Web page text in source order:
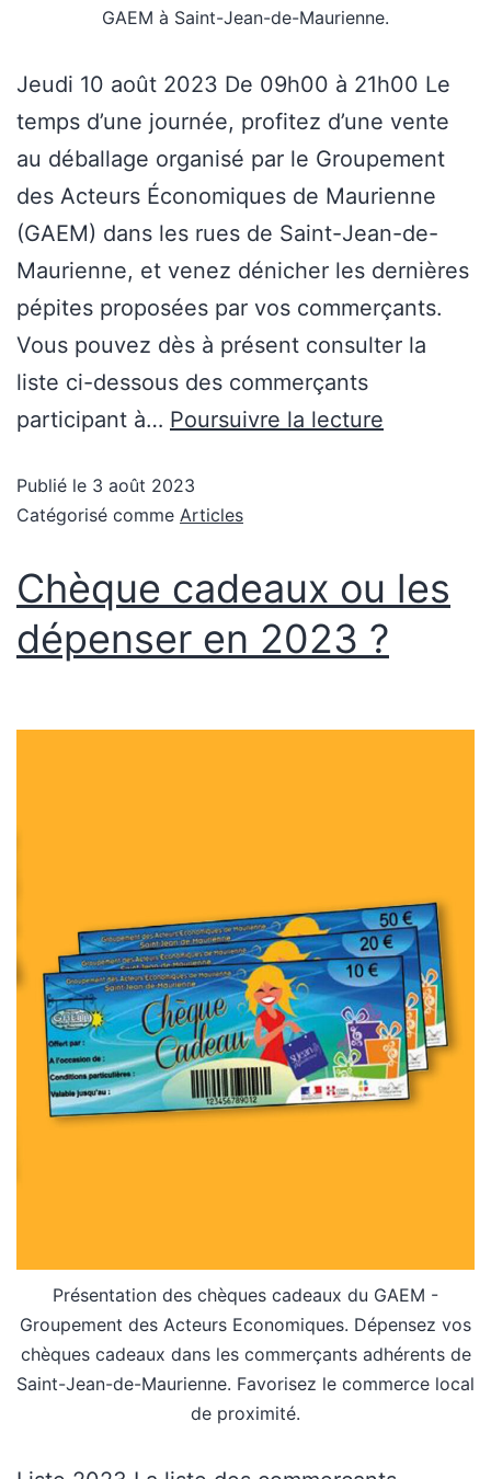
GAEM à Saint-Jean-de-Maurienne.
Jeudi 10 août 2023 De 09h00 à 21h00 Le
temps d’une journée, profitez d’une vente
au déballage organisé par le Groupement
des Acteurs Économiques de Maurienne
(GAEM) dans les rues de Saint-Jean-de-
Maurienne, et venez dénicher les dernières
pépites proposées par vos commerçants.
Vous pouvez dès à présent consulter la
liste ci-dessous des commerçants
participant à… Poursuivre la lecture
Publié le 3 août 2023
Catégorisé comme Articles
Chèque cadeaux ou les
dépenser en 2023 ?
Présentation des chèques cadeaux du GAEM -
Groupement des Acteurs Economiques. Dépensez vos
chèques cadeaux dans les commerçants adhérents de
Saint-Jean-de-Maurienne. Favorisez le commerce local
de proximité.